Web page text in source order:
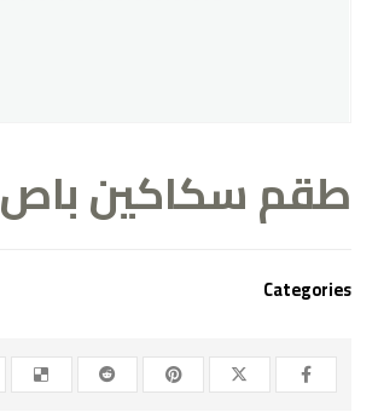
طقم سكاكين باص 8 قطع
Categories